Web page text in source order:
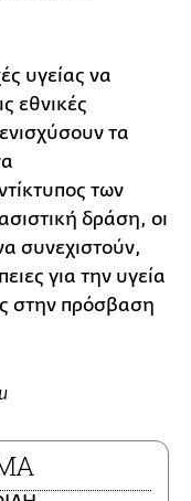
υγείας να
εθνικές
τα
των
δράση, οι
συνεχιστούν,
για την υγεία
στην πρόσβαση